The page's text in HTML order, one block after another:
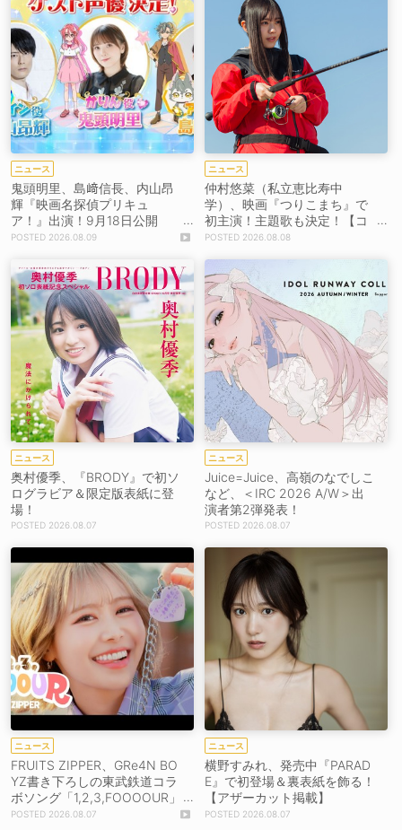
ニュース
鬼頭明里、島﨑信長、内山昂
輝『映画名探偵プリキュ
ア！』出演！9月18日公開
【コメントあり】
2026.08.09
ニュース
仲村悠菜（私立恵比寿中
学）、映画『つりこまち』で
初主演！主題歌も決定！【コ
メントあり】
2026.08.08
ニュース
奥村優季、『BRODY』で初ソ
ログラビア＆限定版表紙に登
場！
2026.08.07
ニュース
Juice=Juice、高嶺のなでしこ
など、＜IRC 2026 A/W＞出
演者第2弾発表！
2026.08.07
ニュース
FRUITS ZIPPER、GRe4N BO
YZ書き下ろしの東武鉄道コラ
ボソング「1,2,3,FOOOOUR」
をリリース＆MV公開！
2026.08.07
ニュース
横野すみれ、発売中『PARAD
E』で初登場＆裏表紙を飾る！
【アザーカット掲載】
2026.08.07